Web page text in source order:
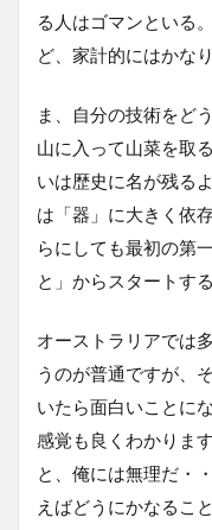
る人はゴマンといる
ど、家計的にはかな
ま、自分の技術をど
山に入って山菜を取
いは歴史に名が残る
は「器」に大きく依
らにしても最初の第
と」からスタートす
オーストラリアでは
うのが普通ですが、
いたら面白いことに
感覚も良くわかりま
と、俺には無理だ・
えばどうにかなるこ